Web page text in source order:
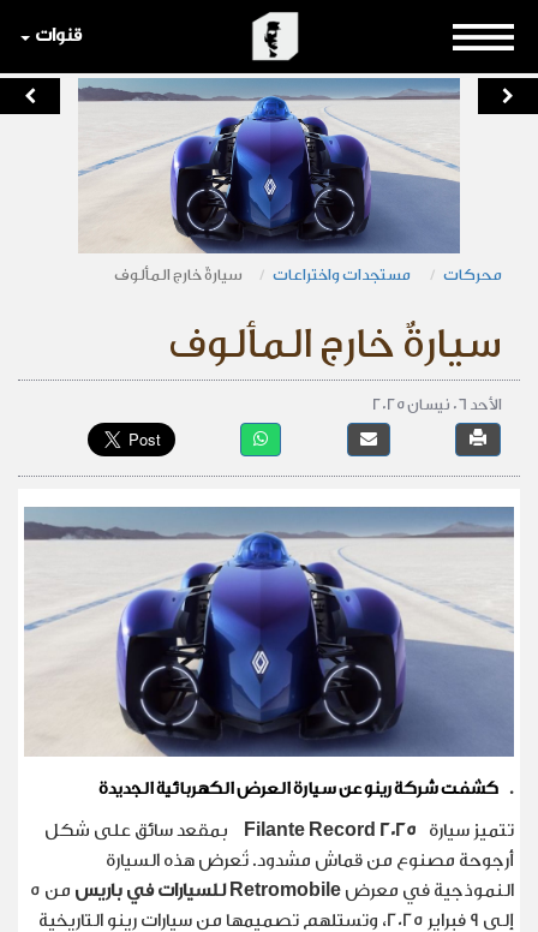
قنوات
محركات مستجدات واختراعات سيارةٌ خارج المألوف
سيارةٌ خارج المألوف
الأحد 06 نيسان 2025
. كشفت شركة رينو عن سيارة العرض الكهربائية الجديدة
تتميز سيارة Filante Record 2025
بمقعد سائق على شكل
أرجوحة مصنوع من قماش مشدود. تُعرض هذه السيارة
النموذجية في معرض
للسيارات في باريس
من 5
إلى 9 فبراير 2025، وتستلهم تصميمها من سيارات رينو التاريخية